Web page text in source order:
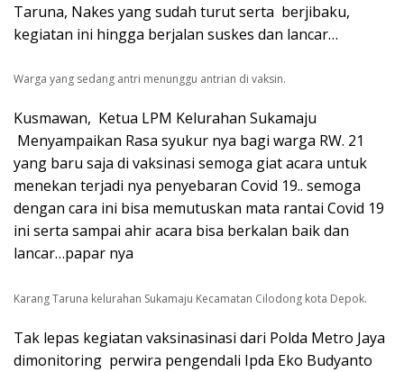
Taruna, Nakes yang sudah turut serta berjibaku,
kegiatan ini hingga berjalan suskes dan lancar…
Warga yang sedang antri menunggu antrian di vaksin.
Kusmawan, Ketua LPM Kelurahan Sukamaju
Menyampaikan Rasa syukur nya bagi warga RW. 21
yang baru saja di vaksinasi semoga giat acara untuk
menekan terjadi nya penyebaran Covid 19.. semoga
dengan cara ini bisa memutuskan mata rantai Covid 19
ini serta sampai ahir acara bisa berkalan baik dan
lancar…papar nya
Karang Taruna kelurahan Sukamaju Kecamatan Cilodong kota Depok.
Tak lepas kegiatan vaksinasinasi dari Polda Metro Jaya
dimonitoring perwira pengendali Ipda Eko Budyanto